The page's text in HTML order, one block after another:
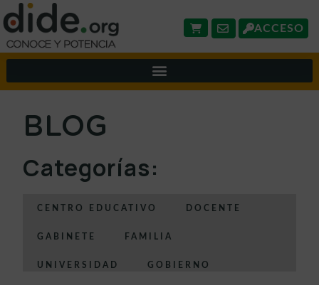
ACCESO
BLOG
Categorías:
CENTRO EDUCATIVO DOCENTE
GABINETE FAMILIA
UNIVERSIDAD GOBIERNO